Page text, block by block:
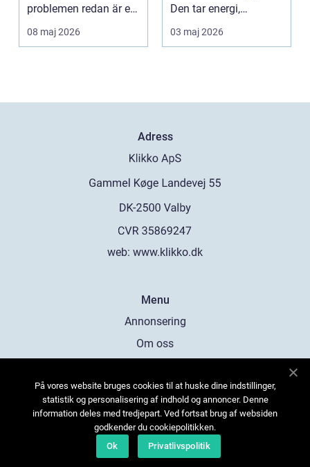
problemen redan är ett
faktum. Det handlar ...
08 maj 2026
Den tar energi,
koncentration och
03 maj 2026
Adress
web: www.klikko.dk
Menu
Annonsering
Om oss
Kontakta oss
Sitemap
På vores website bruges cookies til at huske dine indstillinger,
statistik og personalisering af indhold og annoncer. Denne
information deles med tredjepart. Ved fortsat brug af websiden
godkender du cookiepolitikken.
Ok
Privatlivspolitik